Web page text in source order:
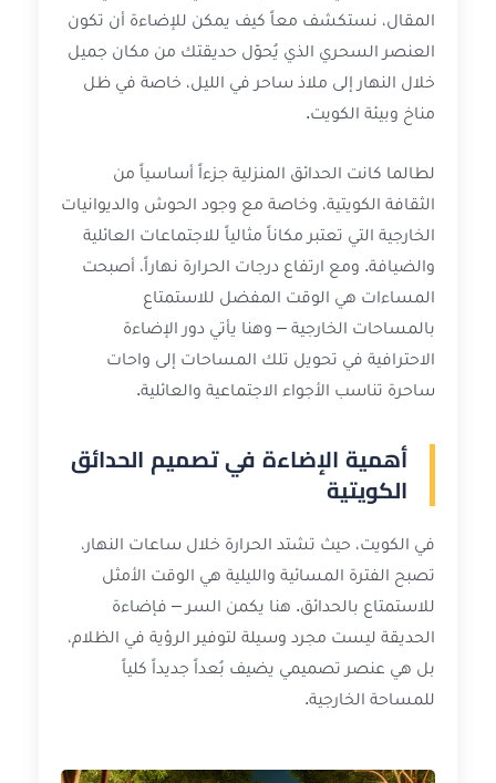
المقال، نستكشف معاً كيف يمكن للإضاءة أن تكون
العنصر السحري الذي يُحوّل حديقتك من مكان جميل
خلال النهار إلى ملاذ ساحر في الليل، خاصة في ظل
مناخ وبيئة الكويت.
لطالما كانت الحدائق المنزلية جزءاً أساسياً من
الثقافة الكويتية، وخاصة مع وجود الحوش والديوانيات
الخارجية التي تعتبر مكاناً مثالياً للاجتماعات العائلية
والضيافة. ومع ارتفاع درجات الحرارة نهاراً، أصبحت
المساءات هي الوقت المفضل للاستمتاع
بالمساحات الخارجية – وهنا يأتي دور الإضاءة
الاحترافية في تحويل تلك المساحات إلى واحات
ساحرة تناسب الأجواء الاجتماعية والعائلية.
أهمية الإضاءة في تصميم الحدائق
الكويتية
في الكويت، حيث تشتد الحرارة خلال ساعات النهار،
تصبح الفترة المسائية والليلية هي الوقت الأمثل
للاستمتاع بالحدائق. هنا يكمن السر – فإضاءة
الحديقة ليست مجرد وسيلة لتوفير الرؤية في الظلام،
بل هي عنصر تصميمي يضيف بُعداً جديداً كلياً
للمساحة الخارجية.